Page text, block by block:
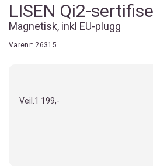
LISEN Qi2-
Magnetisk, inkl EU-plugg
Varenr: 26315
Veil. 1 199,-